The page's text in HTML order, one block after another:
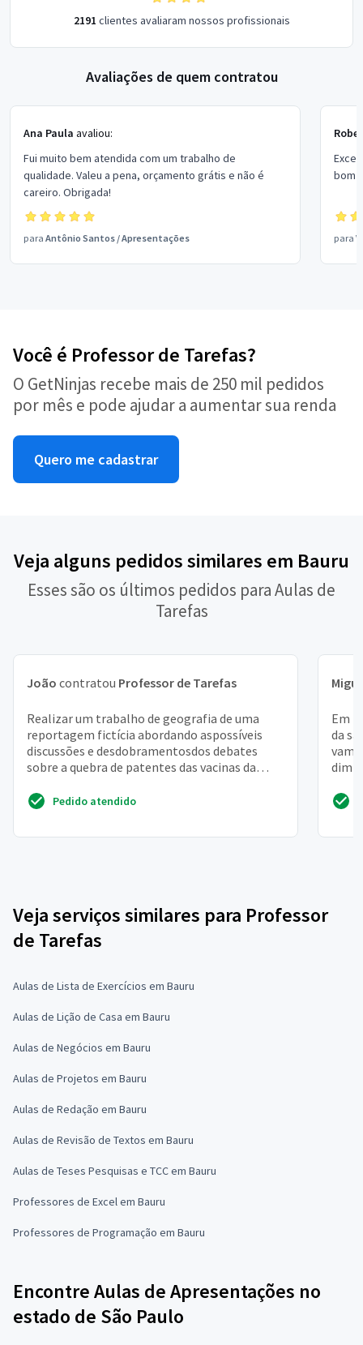
2191 clientes avaliaram nossos profissionais
Avaliações de quem contratou
Ana Paula avaliou:
Fui muito bem atendida com um trabalho de
qualidade. Valeu a pena, orçamento grátis e não é
careiro. Obrigada!
para Antônio Santos /Apresentações
bom
para
Você é Professor de Tarefas?
O GetNinjas recebe mais de 250 mil pedidos
por mês e pode ajudar a aumentar sua renda
Quero me cadastrar
Veja alguns pedidos similares em Bauru
Esses são os últimos pedidos para Aulas de
Tarefas
João contratou Professor de Tarefas
Realizar um trabalho de geografia de uma
reportagem fictícia abordando aspossíveis
discussões e desdobramentosdos debates
sobre a quebra de patentes das vacinas da
Pedido atendido
Em
da
Veja serviços similares para Professor
de Tarefas
Aulas de Lista de Exercícios em Bauru
Aulas de Lição de Casa em Bauru
Aulas de Negócios em Bauru
Aulas de Projetos em Bauru
Aulas de Redação em Bauru
Aulas de Revisão de Textos em Bauru
Aulas de Teses Pesquisas e TCC em Bauru
Professores de Excel em Bauru
Professores de Programação em Bauru
Encontre Aulas de Apresentações no
estado de São Paulo